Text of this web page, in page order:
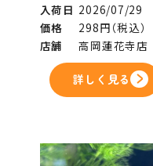
入荷日 2026/07/29
価格
298円（税込）
店舗
高岡蓮花寺店
詳しく見る